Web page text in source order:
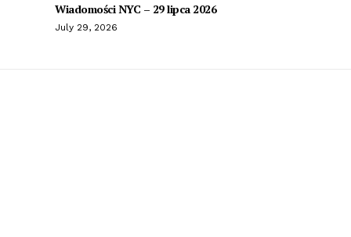
Wiadomości NYC – 29 lipca 2026
July 29, 2026